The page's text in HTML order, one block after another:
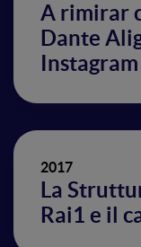
A rimirar
Dante
2017
La
Rai1 e il